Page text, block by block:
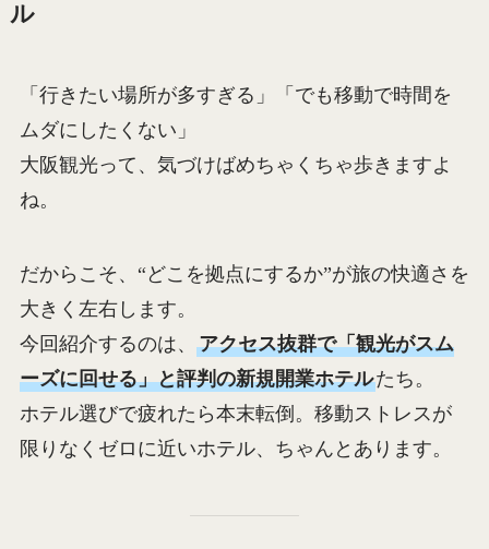
ル
「行きたい場所が多すぎる」「でも移動で時間を
ムダにしたくない」
大阪観光って、気づけばめちゃくちゃ歩きますよ
ね。
だからこそ、“どこを拠点にするか”が旅の快適さを
大きく左右します。
今回紹介するのは、 アクセス抜群で「観光がスム
ーズに回せる」と評判の新規開業ホテルたち。
ホテル選びで疲れたら本末転倒。移動ストレスが
限りなくゼロに近いホテル、ちゃんとあります。